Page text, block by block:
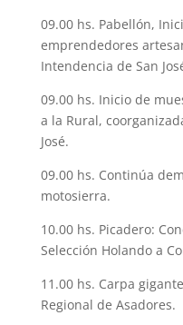
09.00 hs. Pabellón,
emprendedores
Intendencia de San
09.00 hs. Inicio de
a la Rural,
José.
09.00 hs. Continúa
motosierra.
10.00 hs. Picadero:
Selección Holando a
11.00 hs. Carpa
Regional de Asadores.